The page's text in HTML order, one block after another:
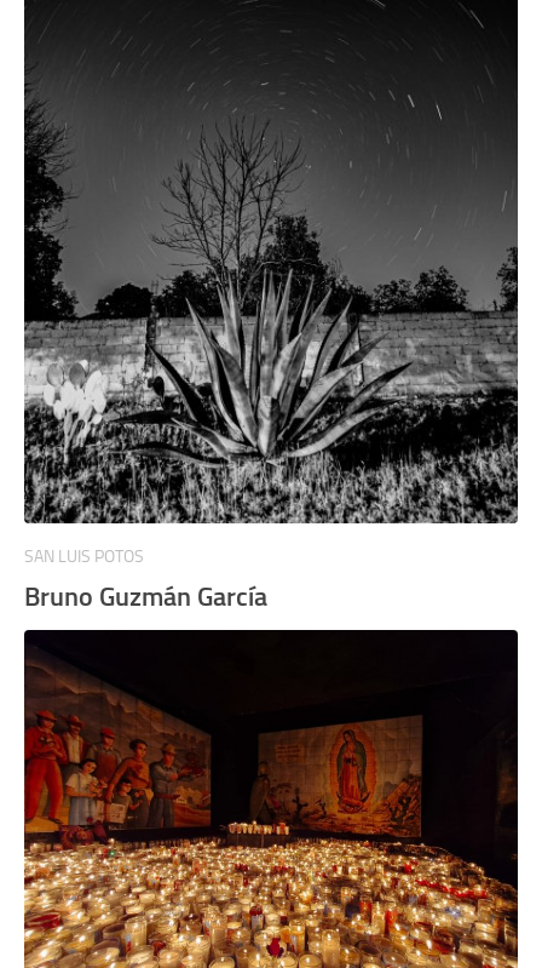
SAN LUIS POTOS
Bruno Guzmán García